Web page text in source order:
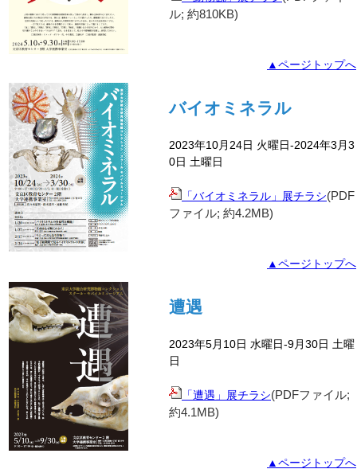
ル; 約810KB)
▲ページトップへ
バイオミネラル
2023年10月24日 火曜日-2024年3月3
0日 土曜日
「バイオミネラル」展チラシ(PDF
ファイル; 約4.2MB)
▲ページトップへ
遭遇
2023年5月10日 水曜日-9月30日 土曜
日
「遭遇」展チラシ(PDFファイル;
約4.1MB)
▲ページトップへ